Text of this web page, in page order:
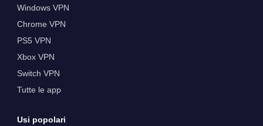
Windows VPN
Chrome VPN
PS5 VPN
Xbox VPN
Switch VPN
Tutte le app
Usi popolari